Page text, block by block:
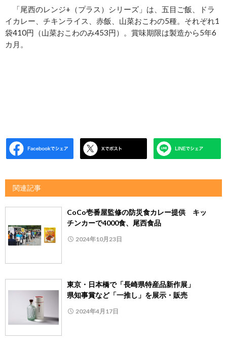
「尾西のレンジ+（プラス）シリーズ」は、五目ご飯、ドラ
イカレー、チキンライス、赤飯、山菜おこわの5種。それぞれ1
袋410円（山菜おこわのみ453円）。賞味期限は製造から5年6
カ月。
関連記事
CoCo壱番屋監修の防災食カレー提供 キッ
チンカーで4000食、尾西食品
2024年10月23日
東京・日本橋で「長崎県特産品新作展」
県知事賞など「一推し」を展示・販売
2024年4月17日